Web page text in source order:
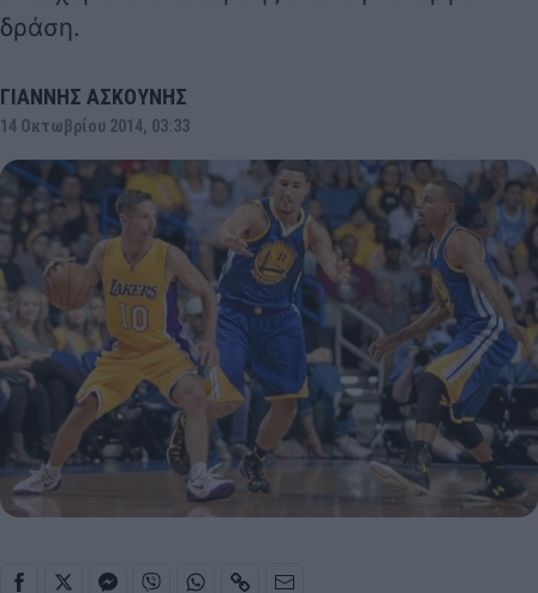
δράση.
ΓΙΑΝΝΗΣ ΑΣΚΟΥΝΗΣ
14 Οκτωβρίου 2014, 03:33